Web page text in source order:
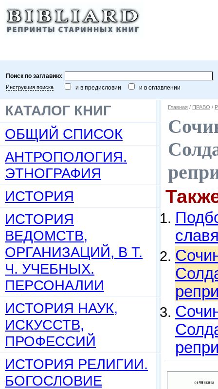
Поиск по заглавию:
Инструкция поиска и в предисловии и в оглавлении
КАТАЛОГ КНИГ
ОБЩИЙ СПИСОК
АНТРОПОЛОГИЯ.
ЭТНОГРАФИЯ
ИСТОРИЯ
ИСТОРИЯ
ВЕДОМСТВ,
ОРГАНИЗАЦИЙ, В Т.
Ч. УЧЕБНЫХ.
ПЕРСОНАЛИИ
ИСТОРИЯ НАУК,
ИСКУССТВ,
ПРОФЕССИЙ
ИСТОРИЯ РЕЛИГИИ.
БОГОСЛОВИЕ
Главная / ПРАВО /